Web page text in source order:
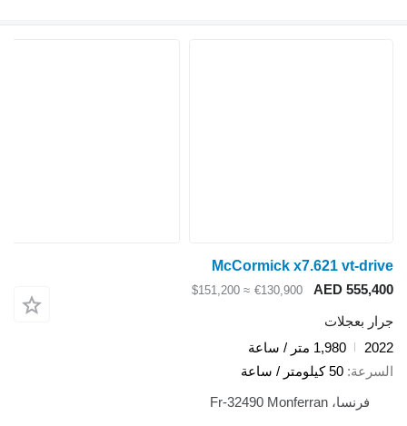
McCormick x7.621 vt-drive
AED 555,400
€130,900
≈ $151,200
جرار بعجلات
2022
1,980 متر / ساعة
السرعة 50 كيلومتر / ساعة
فرنسا، Fr-32490 Monferran